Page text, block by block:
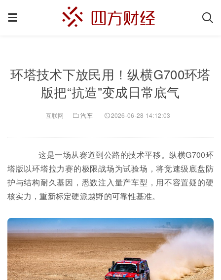
环塔技术下放民用！纵横G700环塔
版把“抗造”变成日常底气
互联网 汽车 2026-06-28 14:12:03
这是一场从赛道到公路的技术平移。纵横G700环
塔版以环塔拉力赛的极限战场为试验场，将竞速级底盘防
护与结构耐久基因，悉数注入量产车型，用不容置疑的硬
核实力，重新标定硬派越野的可靠性基准。